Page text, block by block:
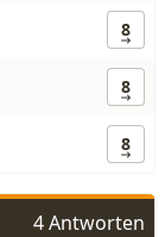
8
8
8
4 Antworten